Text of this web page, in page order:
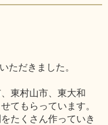
ただきました。
東村山市、東大和
てもらっています。
たくさん作っていき